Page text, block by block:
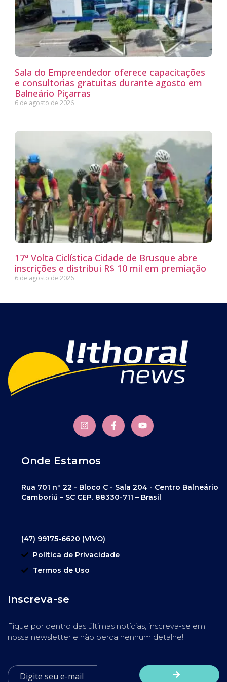
Sala do Empreendedor oferece capacitações
e consultorias gratuitas durante agosto em
Balneário Piçarras
6 de agosto de 2026
17ª Volta Ciclística Cidade de Brusque abre
inscrições e distribui R$ 10 mil em premiação
6 de agosto de 2026
Onde Estamos
Rua 701 nº 22 - Bloco C - Sala 204 - Centro Balneário
Camboriú – SC CEP. 88330-711 – Brasil
(47) 99175-6620 (VIVO)
Política de Privacidade
Termos de Uso
Inscreva-se
Fique por dentro das últimas notícias, inscreva-se em
nossa newsletter e não perca nenhum detalhe!